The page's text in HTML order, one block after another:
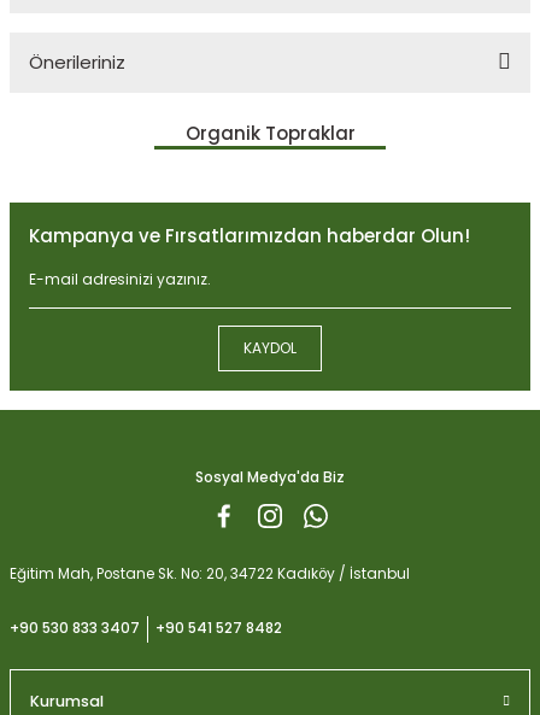
Önerileriniz
Bu ürünün fiyat bilgisi, resim, ürün açıklamalarında ve diğer
konularda yetersiz gördüğünüz noktaları öneri formunu kullanarak
Ürün resmi kalitesiz, bozuk veya görüntülenemiyor.
Ürün açıklamasında eksik bilgiler bulunuyor.
Ürün bilgilerinde hatalar bulunuyor.
Ürün fiyatı diğer sitelerden daha pahalı.
Bu ürüne benzer farklı alternatifler olmalı.
Organik Topraklar
Kampanya ve Fırsatlarımızdan haberdar Olun!
KAYDOL
Sosyal Medya'da Biz
Eğitim Mah, Postane Sk. No: 20, 34722 Kadıköy / İstanbul
+90 530 833 3407 +90 541 527 8482
Kurumsal